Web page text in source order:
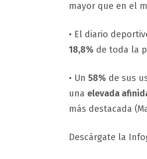
mayor que en el
• El diario
18,8% de toda la
• Un 58% de sus
una elevada
más destacada
Descárgate la